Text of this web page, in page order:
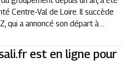
Centre-Val de Loire. Il succède
qui a annoncé son départ à ...
est en ligne pour